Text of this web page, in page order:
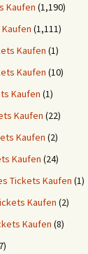
Kaufen (1,190)
(1,111)
Kaufen (1)
Kaufen (10)
Kaufen (1)
Kaufen (22)
Kaufen (2)
Kaufen (24)
Tickets Kaufen (1)
Kaufen (2)
Kaufen (8)